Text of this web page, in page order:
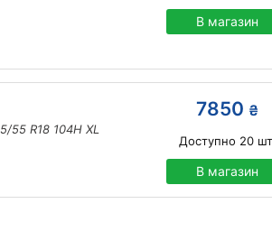
В магазин
55 R18 104H XL
7850 ₴
Доступно 20
В магазин